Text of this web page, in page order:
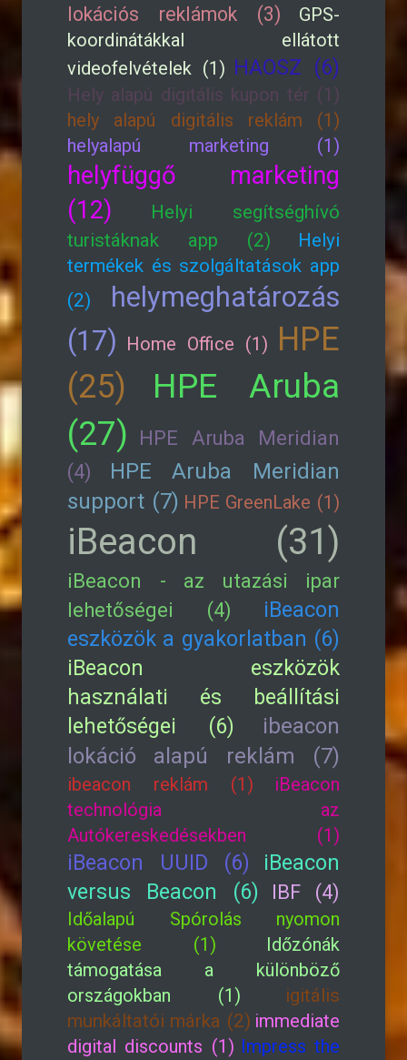
lokációs reklámok (3)
GPS-
koordinátákkal ellátott
videofelvételek (1) HAOSZ (6)
Hely alapú digitális kupon tér (1)
hely alapú digitális reklám (1)
helyalapú marketing (1)
helyfüggő marketing
(12)
Helyi segítséghívó
turistáknak app (2)
Helyi
termékek és szolgáltatások app
(2)
helymeghatározás
(17) Home Office (1) HPE
(25)
HPE Aruba
(27)
HPE Aruba Meridian
(4)
HPE Aruba Meridian
support (7) HPE GreenLake (1)
iBeacon (31)
iBeacon - az utazási ipar
lehetőségei (4)
iBeacon
eszközök a gyakorlatban (6)
iBeacon eszközök
használati és beállítási
lehetőségei (6)
ibeacon
lokáció alapú reklám (7)
ibeacon reklám (1)
iBeacon
technológia az
Autókereskedésekben (1)
iBeacon UUID (6)
iBeacon
versus Beacon (6)
IBF (4)
Időalapú Spórolás nyomon
követése (1)
Időzónák
támogatása a különböző
országokban (1)
igitális
munkáltatói márka (2) immediate
digital discounts (1) Impress the